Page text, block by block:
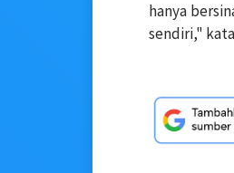
hanya
sendiri,"